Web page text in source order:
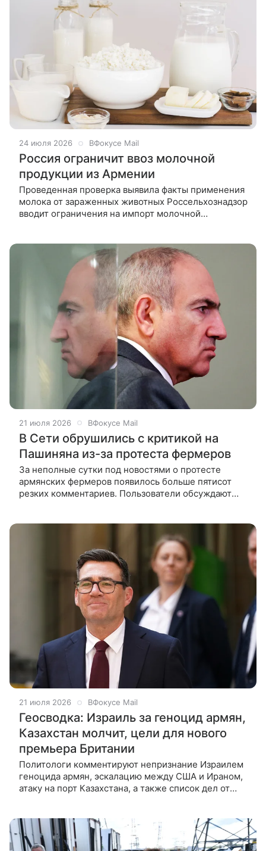
24 июля 2026 ВФокусе Mail
Россия ограничит ввоз молочной
продукции из Армении
Проведенная проверка выявила факты применения
молока от зараженных животных Россельхознадзор
вводит ограничения на импорт молочной
21 июля 2026 ВФокусе Mail
В Сети обрушились с критикой на
Пашиняна из-за протеста фермеров
За неполные сутки под новостями о протесте
армянских фермеров появилось больше пятисот
резких комментариев. Пользователи обсуждают
21 июля 2026 ВФокусе Mail
Геосводка: Израиль за геноцид армян,
Казахстан молчит, цели для нового
премьера Британии
Политологи комментируют непризнание Израилем
геноцида армян, эскалацию между США и Ираном,
атаку на порт Казахстана, а также список дел от